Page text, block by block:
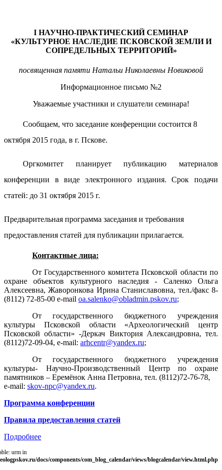
I НАУЧНО-ПРАКТИЧЕСКИЙ СЕМИНАР
«КУЛЬТУРНОЕ НАСЛЕДИЕ ПСКОВСКОЙ ЗЕМЛИ И
СОПРЕДЕЛЬНЫХ ТЕРРИТОРИЙ»
посвященная памяти Натальи Николаевны Новиковой
Информационное письмо №2
Уважаемые участники и слушатели семинара!
Сообщаем, что заседание конференции состоится 8
октября 2015 года, в г. Пскове.
Оргкомитет планирует публикацию материалов
конференции в виде электронного издания. Срок подачи
статей: до 31 октября 2015 г.
Предварительная программа заседания и требования
предоставления статей для публикации прилагается.
Контактные лица:
От Государственного комитета Псковской области по
охране объектов культурного наследия - Саленко Ольга
Алексеевна, Жаворонкова Ирина Станиславовна, тел./факс 8-
(8112) 72-85-00 e-mail oa.salenko@obladmin.pskov.ru;
От государственного бюджетного учреждения
культуры Псковской области «Археологический центр
Псковской области» -Деркач Виктория Александровна, тел.
(8112)72-09-04, e-mail: arhcentr@yandex.ru;
От государственного бюджетного учреждения
культуры- Научно-Производственный Центр по охране
памятников – Еремёнок Анна Петровна, тел. (8112)72-76-78,
e-mail: skov-npc@yandex.ru.
Программа конференции
Правила предоставления статей
Подробнее
urm in
docs/components/com_blog_calendar/views/blogcalendar/view.html.php